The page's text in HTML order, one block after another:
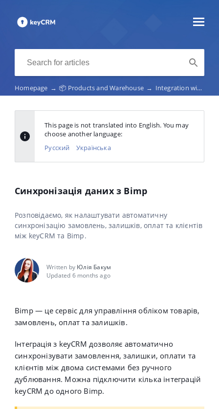
Homepage → 📦 Products and Warehouse → Integration with stock systems
This page is not translated into English. You may
choose another language:
Русский
Українська
Синхронізація даних з Bimp
Розповідаємо, як налаштувати автоматичну
синхронізацію замовлень, залишків, оплат та клієнтів
між keyCRM та Bimp.
Written by Юлія Бакум
Updated 6 months ago
Bimp — це сервіс для управління обліком товарів,
замовлень, оплат та залишків.
Інтеграція з keyCRM дозволяє автоматично
синхронізувати замовлення, залишки, оплати та
клієнтів між двома системами без ручного
дублювання. Можна підключити кілька інтеграцій
keyCRM до одного Bimp.